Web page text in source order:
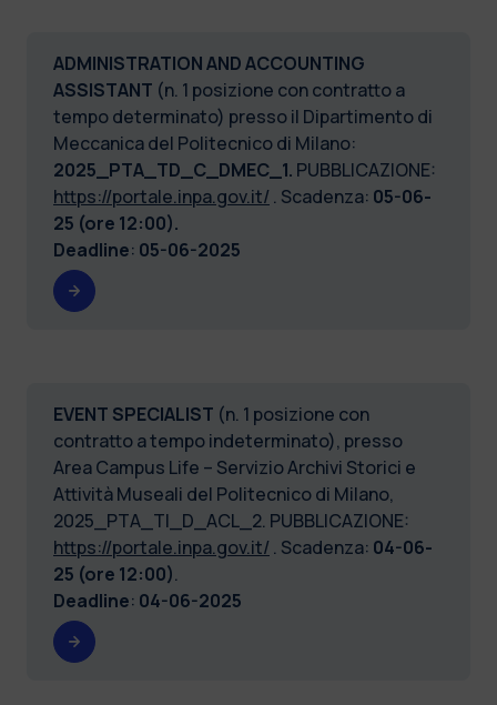
ADMINISTRATION AND ACCOUNTING
ASSISTANT (n. 1 posizione con contratto a
tempo determinato) presso il Dipartimento di
Meccanica del Politecnico di Milano:
2025_PTA_TD_C_DMEC_1. PUBBLICAZIONE:
https://portale.inpa.gov.it/ . Scadenza: 05-06-
25 (ore 12:00).
Deadline: 05-06-2025
EVENT SPECIALIST (n. 1 posizione con
contratto a tempo indeterminato), presso
Area Campus Life – Servizio Archivi Storici e
Attività Museali del Politecnico di Milano,
2025_PTA_TI_D_ACL_2. PUBBLICAZIONE:
https://portale.inpa.gov.it/ . Scadenza: 04-06-
25 (ore 12:00).
Deadline: 04-06-2025